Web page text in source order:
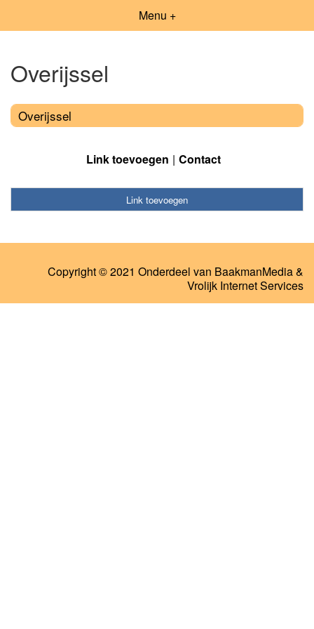
Menu +
Overijssel
Overijssel
Link toevoegen Contact
Link toevoegen
Copyright © 2021 Onderdeel van BaakmanMedia&
Vrolijk Internet Services